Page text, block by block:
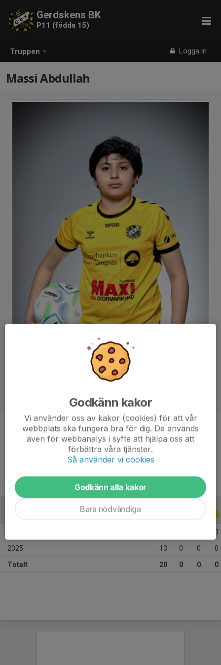
Truppen Logga in
Gerdskens BK
P11 (födda 15)
Massi Abdullah
Position
-
11 år
ALLA ÅR
0
2025 13 0 0 0
Totalt 20 0 0 0
Godkänn kakor
Vi använder oss av kakor (cookies) för att vår
webbplats ska fungera bra för dig. De används
även för webbanalys i syfte att hjälpa oss att
förbättra våra tjänster.
Så använder vi cookies
Godkänn alla kakor
Bara nödvändiga